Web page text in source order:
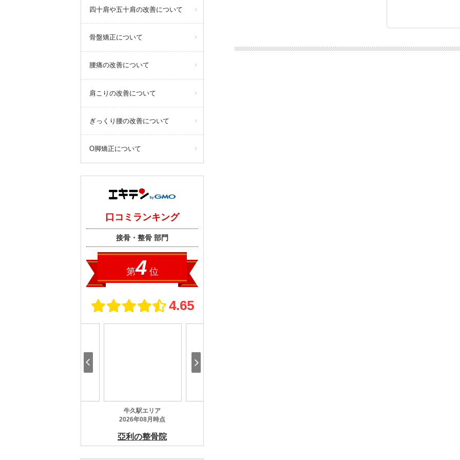
四十肩や五十肩の改善について
骨盤矯正について
腰痛の改善について
肩こりの改善について
ぎっくり腰の改善について
O脚矯正について